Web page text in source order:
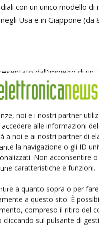
noi e i nostri partner
alle informazioni
a noi e ai nostri partner di
la navigazione o gli ID
Non acconsentire
caratteristiche e funzioni.
a quanto sopra o per
a questo sito. È
compreso il ritiro del
cliccando sul pulsante di
con un unico modello di
Usa e in Giappone (da
dall'impiego di un
per realizzare la
consente di semplificare
rimangono
è affetto da imprecisioni.
che consentono di
di raddoppiare la resa
tra modulo e
la presenza di punti
MagiStrap è compatibile
tag, e consente anche